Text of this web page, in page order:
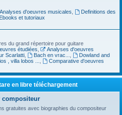
Analyses d'oeuvres musicales
Definitions des
et tutoriaux
du grand répertoire pour guitare
étudiées
Analyses d'oeuvres
Scarlatti, Bach en vrac...
Dowland and
, villa lobos ...
Comparative d'oeuvres
en libre téléchargement
compositeur
gratuites avec biographies du compositeur